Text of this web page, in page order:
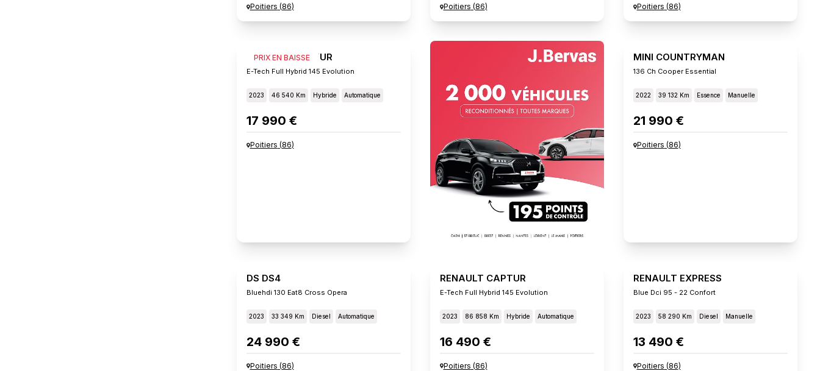
Poitiers (86) Poitiers (86) Poitiers (86)
PRIX EN BAISSE
RENAULT CAPTUR
E-Tech Full Hybrid 145 Evolution
2023 46 540 Km Hybride Automatique
17 990 €
Poitiers (86)
MINI COUNTRYMAN
136 Ch Cooper Essential
2022 39 132 Km Essence Manuelle
21 990 €
Poitiers (86)
DS DS4
Bluehdi 130 Eat8 Cross Opera
2023 33 349 Km Diesel Automatique
24 990 €
Poitiers (86)
RENAULT CAPTUR
E-Tech Full Hybrid 145 Evolution
2023 86 858 Km Hybride Automatique
16 490 €
Poitiers (86)
RENAULT EXPRESS
Blue Dci 95 - 22 Confort
2023 58 290 Km Diesel Manuelle
13 490 €
Poitiers (86)